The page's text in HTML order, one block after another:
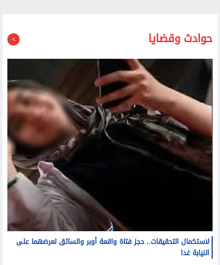
حوادث وقضايا
لاستكمال التحقيقات.. حجز فتاة واقعة أوبر والسائق لعرضهما على
النيابة غدا